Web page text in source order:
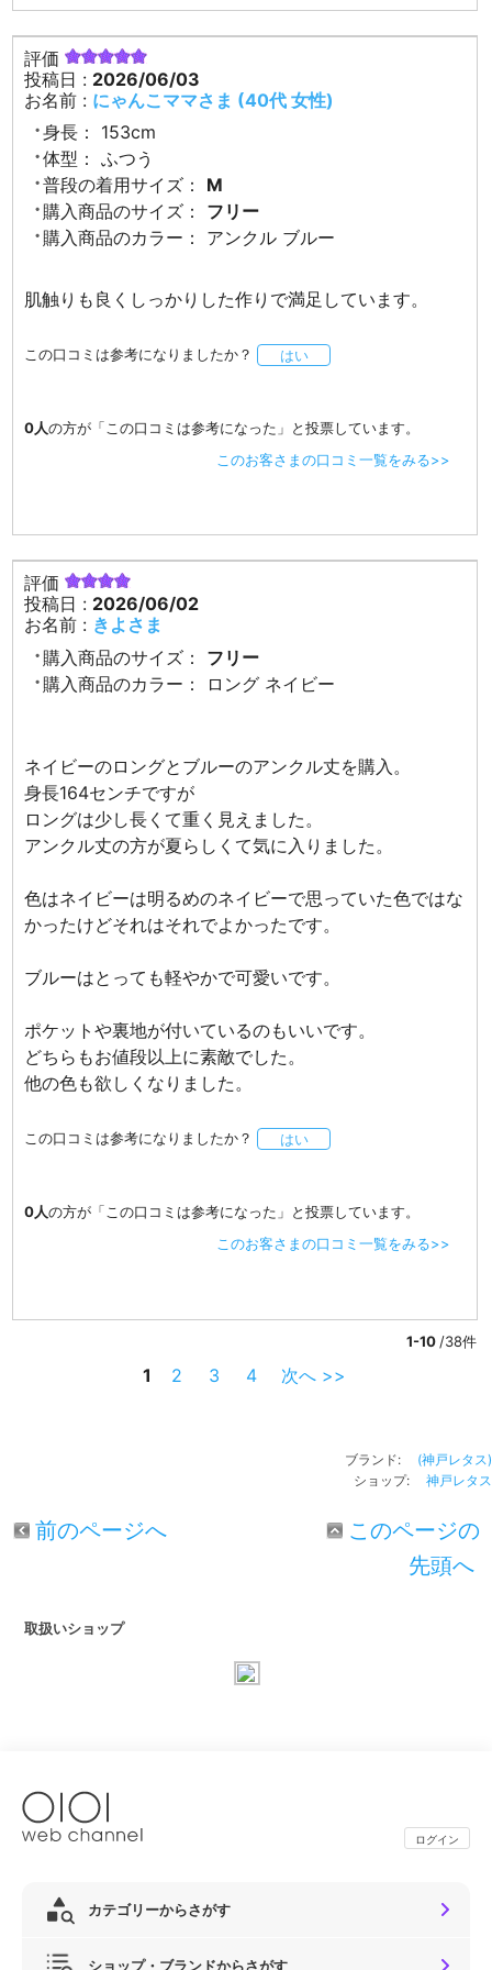
評価
投稿日 : 2026/06/03
お名前 : にゃんこママさま (40代 女性)
身長：
153cm
体型：
ふつう
普段の着用サイズ：
M
購入商品のサイズ：
フリー
購入商品のカラー：
アンクル ブルー
肌触りも良くしっかりした作りで満足しています。
この口コミは参考になりましたか？ はい
0人の方が「この口コミは参考になった」と投票しています。
このお客さまの口コミ一覧をみる>>
評価
投稿日 : 2026/06/02
お名前 : きよさま
購入商品のサイズ：
フリー
購入商品のカラー：
ロング ネイビー
ネイビーのロングとブルーのアンクル丈を購入。
身長164センチですが
ロングは少し長くて重く見えました。
アンクル丈の方が夏らしくて気に入りました。
色はネイビーは明るめのネイビーで思っていた色ではな
かったけどそれはそれでよかったです。
ブルーはとっても軽やかで可愛いです。
ポケットや裏地が付いているのもいいです。
どちらもお値段以上に素敵でした。
他の色も欲しくなりました。
この口コミは参考になりましたか？ はい
0人の方が「この口コミは参考になった」と投票しています。
このお客さまの口コミ一覧をみる>>
1-10 /38件
1 2 3 4 次へ >>
ブランド: (神戸レタス)
ショップ: 神戸レタス
前のページへ
このページの
先頭へ
取扱いショップ
ログイン
カテゴリーからさがす
ショップ・ブランドからさがす